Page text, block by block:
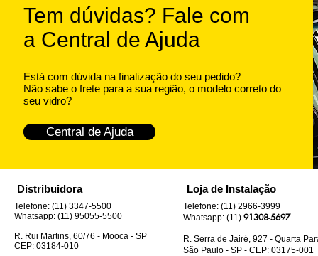
Tem dúvidas? Fale com
a Central de Ajuda
Está com dúvida na finalização do seu pedido?
Não sabe o frete para a sua região, o modelo correto do
seu vidro?
Central de Ajuda
Distribuidora
Telefone: (11) 3347-5500
Whatsapp: (11) 95055-5500
R. Rui Martins, 60/76 - Mooca - SP
CEP: 03184-010
Loja de Instalação
Telefone: (11) 2966-3999
Whatsapp: (11) 91308-5697
R. Serra de Jairé, 927 - Quarta
São Paulo - SP - CEP: 03175-001